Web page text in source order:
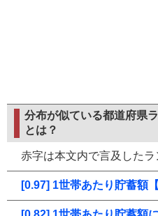
分布が似ている都道府県
とは？
赤字は本文内で言及したラ
[0.97] 1世帯あたり貯蓄額